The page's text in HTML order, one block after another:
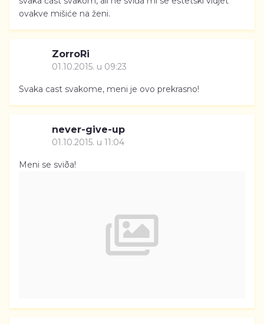
ovakve mišiće na ženi.
ZorroRi
01.10.2015. u 09:23
Svaka cast svakome, meni je ovo prekrasno!
never-give-up
01.10.2015. u 11:04
Meni se sviða!